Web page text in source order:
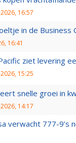
16:57
in de Business
16:41
ziet levering
15:25
snelle groei in
14:17
verwacht 777-9’s